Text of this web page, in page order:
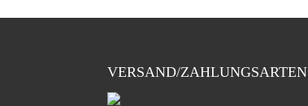
VERSAND/ZAHLUNGSARTEN